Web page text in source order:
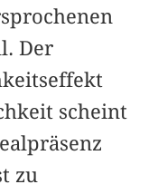
Der
scheint
zu